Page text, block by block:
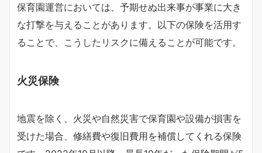
保育園運営においては、予期せぬ出来事が事業に大き
な打撃を与えることがあります。以下の保険を活用す
ることで、こうしたリスクに備えることが可能です。
火災保険
地震を除く、火災や自然災害で保育園や設備が損害を
受けた場合、修繕費や復旧費用を補償してくれる保険